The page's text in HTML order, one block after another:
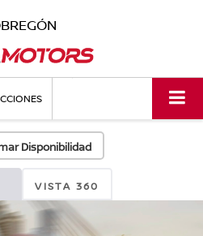
Disponibilidad
VISTA 360